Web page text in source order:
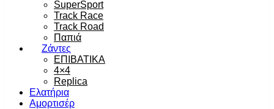
SuperSport
Track Race
Track Road
Παπιά
Ζάντες
ΕΠΙΒΑΤΙΚΑ
4×4
Replica
Ελατήρια
Αμορτισέρ